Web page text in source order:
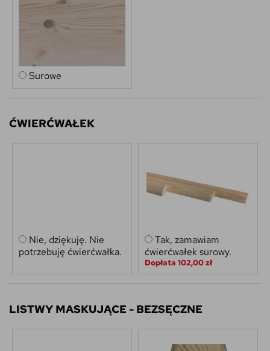
Surowe
ĆWIERĆWAŁEK
Nie, dziękuję. Nie
potrzebuję ćwierćwałka.
Tak, zamawiam
ćwierćwałek surowy.
Dopłata 102,00 zł
LISTWY MASKUJĄCE - BEZSĘCZNE